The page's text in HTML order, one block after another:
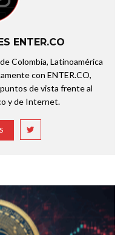
ENTER.CO
Colombia, Latinoamérica
con ENTER.CO,
de vista frente al
y de Internet.